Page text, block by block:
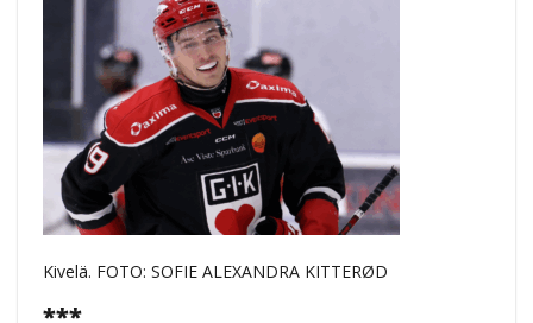
Kivelä. FOTO: SOFIE ALEXANDRA KITTERØD
***